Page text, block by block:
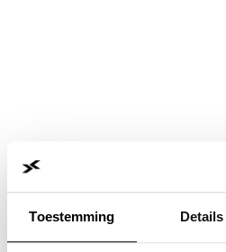
Toestemming Details